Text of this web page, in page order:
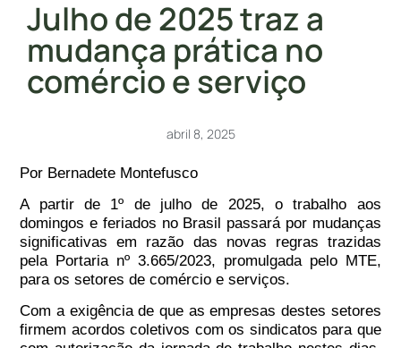
Julho de 2025 traz a
mudança prática no
comércio e serviço
abril 8, 2025
Por Bernadete Montefusco
A partir de 1º de julho de 2025, o trabalho aos
domingos e feriados no Brasil passará por mudanças
significativas em razão das novas regras trazidas
pela Portaria nº 3.665/2023, promulgada pelo MTE,
para os setores de comércio e serviços.
Com a exigência de que as empresas destes setores
firmem acordos coletivos com os sindicatos para que